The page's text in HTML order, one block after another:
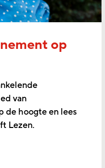
op
van
de hoogte en lees
Lezen.